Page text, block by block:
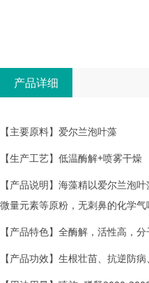
产品详细
【主要原料】爱
【生产工艺】低温酶解+喷雾干燥
【产品说明】 海藻精以爱尔兰泡
微量元素等原粉，无刺鼻的化学气
【产品特色】全酶解，活性高，
【产品功效】生根壮苗、抗逆防